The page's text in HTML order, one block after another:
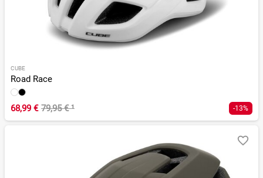
CUBE
Road Race
68,99 € 79,95 €¹ -13%